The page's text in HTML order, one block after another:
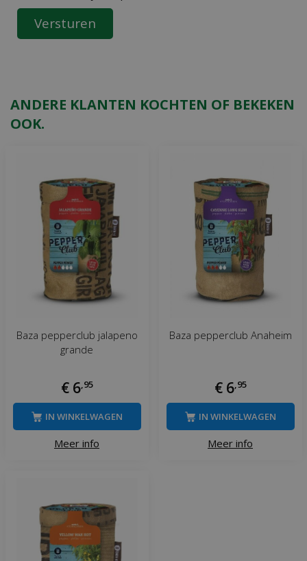
ANDERE KLANTEN KOCHTEN OF BEKEKEN
OOK.
Baza pepperclub jalapeno
grande
€ 6,95
Meer info
IN WINKELWAGEN
Baza pepperclub Anaheim
€ 6,95
Meer info
IN WINKELWAGEN